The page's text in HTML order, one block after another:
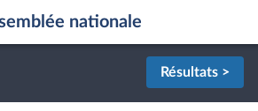
nationale
Résultats >